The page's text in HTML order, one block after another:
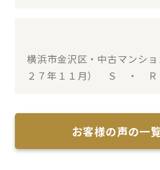
横浜市金沢区・中古マンシ
２７年１１月） Ｓ ・
お客様の声の一